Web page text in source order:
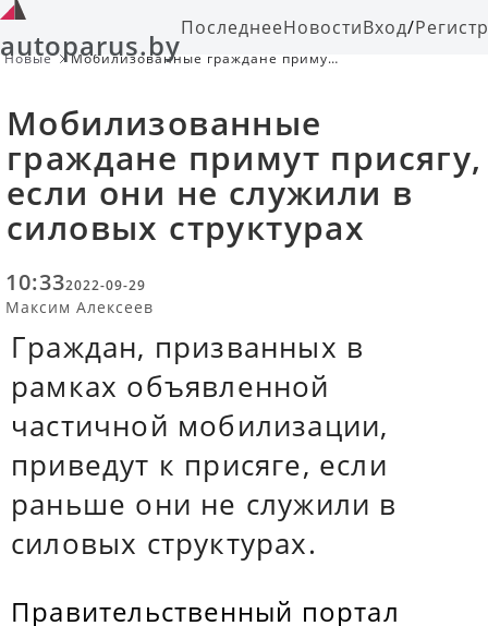
autoparus.byПоследнееНовостиВход/
Новые
Мобилизованные граждане примут
Мобилизованные
граждане примут присягу,
если они не служили в
силовых структурах
10:332022-09-29
Максим Алексеев
Граждан, призванных в
рамках объявленной
частичной мобилизации,
приведут к присяге, если
раньше они не служили в
силовых структурах.
Правительственный портал